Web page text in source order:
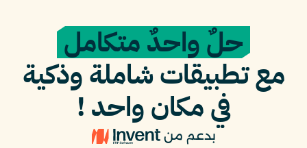
حلٌ واحدٌ متكامل
مع تطبيقات شاملة وذكية
في مكان واحد !
بدعم من